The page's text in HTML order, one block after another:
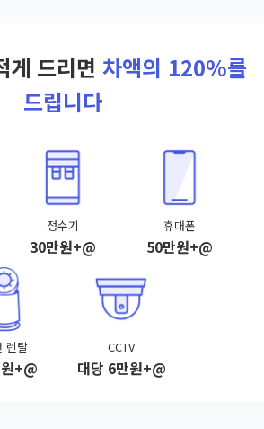
게 드리면 차액의 120%를
드립니다
정수기
30만원+@
휴대폰
50만원+@
렌탈
+@
CCTV
대당 6만원+@